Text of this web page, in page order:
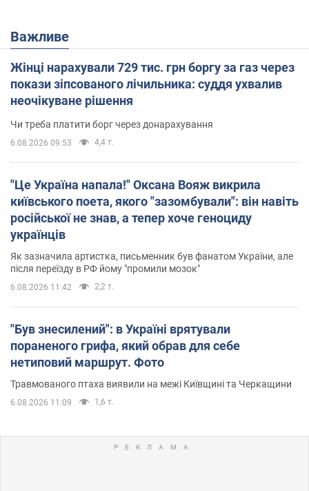
Важливе
Жінці нарахували 729 тис. грн боргу за газ через
покази зіпсованого лічильника: суддя ухвалив
неочікуване рішення
Чи треба платити борг через донарахування
6.08.2026 09:53 4,4 т.
"Це Україна напала!" Оксана Вояж викрила
київського поета, якого "зазомбували": він навіть
російської не знав, а тепер хоче геноциду
українців
Як зазначила артистка, письменник був фанатом України, але
після переїзду в РФ йому "промили мозок"
6.08.2026 11:42 2,2 т.
"Був знесилений": в Україні врятували
пораненого грифа, який обрав для себе
нетиповий маршрут. Фото
Травмованого птаха виявили на межі Київщині та Черкащини
6.08.2026 11:09 1,6 т.